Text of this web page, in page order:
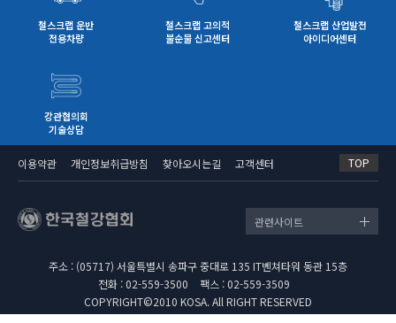
철스크랩 운반
전용차량
철스크랩 고의적
불순물 신고센터
철스크랩 산업발전
아이디어센터
강관협의회
기술상담
이용약관 개인정보취급방침 찾아오시는길 고객센터
주소 : (05717) 서울특별시 송파구 중대로 135 IT벤쳐타워 동관 15층
전화 : 02-559-3500
팩스 : 02-559-3509
COPYRIGHT©2010 KOSA. All RIGHT RESERVED
관련사이트
TOP